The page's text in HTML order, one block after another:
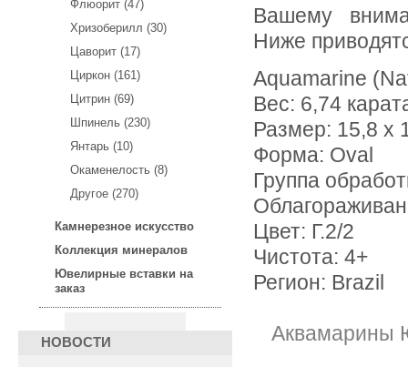
Флюорит (47)
Хризоберилл (30)
Цаворит (17)
Циркон (161)
Цитрин (69)
Шпинель (230)
Янтарь (10)
Окаменелость (8)
Другое (270)
Камнерезное искусство
Коллекция минералов
Ювелирные вставки на
заказ
НОВОСТИ
Вашему вниманию предлагается насыщенный аквамарин!
Ниже
Aquamarine
Вес: 6,74
Размер: 15,8 х
Форма: Oval
Группа
Цвет: Г.2/2
Чистота: 4+
Регион: Brazil
Аквамарины